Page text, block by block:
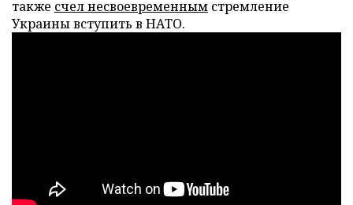
также счел несвоевременным стремление
Украины вступить в НАТО.